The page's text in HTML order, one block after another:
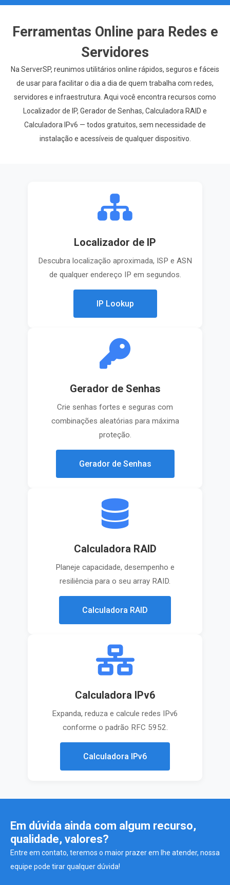
Ferramentas Online para Redes e
Servidores
Na ServerSP, reunimos utilitários online rápidos, seguros e fáceis
de usar para facilitar o dia a dia de quem trabalha com redes,
servidores e infraestrutura. Aqui você encontra recursos como
Localizador de IP, Gerador de Senhas, Calculadora RAID e
Calculadora IPv6 — todos gratuitos, sem necessidade de
instalação e acessíveis de qualquer dispositivo.
Localizador de IP
Descubra localização aproximada, ISP e ASN
de qualquer endereço IP em segundos.
IP Lookup
Gerador de Senhas
Crie senhas fortes e seguras com
combinações aleatórias para máxima
proteção.
Gerador de Senhas
Calculadora RAID
Planeje capacidade, desempenho e
resiliência para o seu array RAID.
Calculadora RAID
Calculadora IPv6
Expanda, reduza e calcule redes IPv6
conforme o padrão RFC 5952.
Calculadora IPv6
Em dúvida ainda com algum recurso,
qualidade, valores?
Entre em contato, teremos o maior prazer em lhe atender, nossa
equipe pode tirar qualquer dúvida!